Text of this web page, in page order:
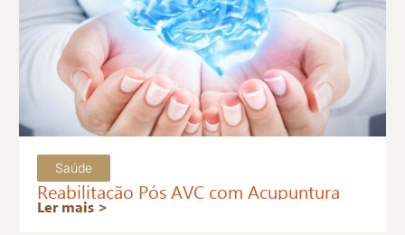
Saúde
Reabilitação Pós AVC com Acupuntura
Ler mais >